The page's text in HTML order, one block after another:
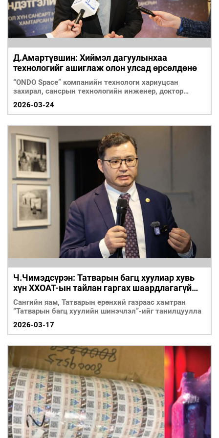
Д.Амартүвшин: Хиймэл дагуулынхаа
технологийг ашиглаж олон улсад өрсөлдөнө
“ONDO Space” компанийн технологи хариуцсан
захирал, сансрын технологийн инженер, доктор
Д.Амартүвшинийг урьж ярилцав.
2026-03-24
Ч.Чимэдсүрэн: Татварын багц хуулиар хувь
хүн ХХОАТ-ын тайлан гаргах шаардлагагүй
болно
Сангийн яам, Татварын ерөнхий газраас хамтран
“Татварын багц хуулийн шинэчлэл”-ийг танилцуулла
2026-03-17